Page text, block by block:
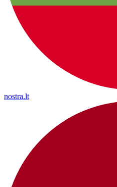
nostra.lt